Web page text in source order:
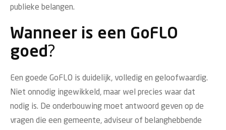
publieke belangen.
Wanneer is een GoFLO
goed?
Een goede GoFLO is duidelijk, volledig en geloofwaardig.
Niet onnodig ingewikkeld, maar wel precies waar dat
nodig is. De onderbouwing moet antwoord geven op de
vragen die een gemeente, adviseur of belanghebbende